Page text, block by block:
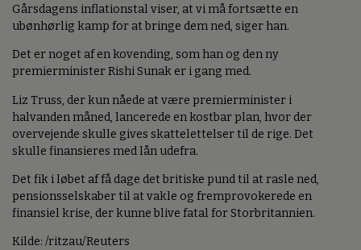
Gårsdagens inflationstal viser, at vi må fortsætte en
ubønhørlig kamp for at bringe dem ned, siger han.
Det er noget af en kovending, som han og den ny
premierminister Rishi Sunak er i gang med.
Liz Truss, der kun nåede at være premierminister i
halvanden måned, lancerede en kostbar plan, hvor der
overvejende skulle gives skattelettelser til de rige. Det
skulle finansieres med lån udefra.
Det fik i løbet af få dage det britiske pund til at rasle ned,
pensionsselskaber til at vakle og fremprovokerede en
finansiel krise, der kunne blive fatal for Storbritannien.
Kilde: /ritzau/Reuters